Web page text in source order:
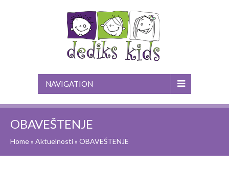
NAVIGATION
OBAVEŠTENJE
Home» Aktuelnosti» OBAVEŠTENJE